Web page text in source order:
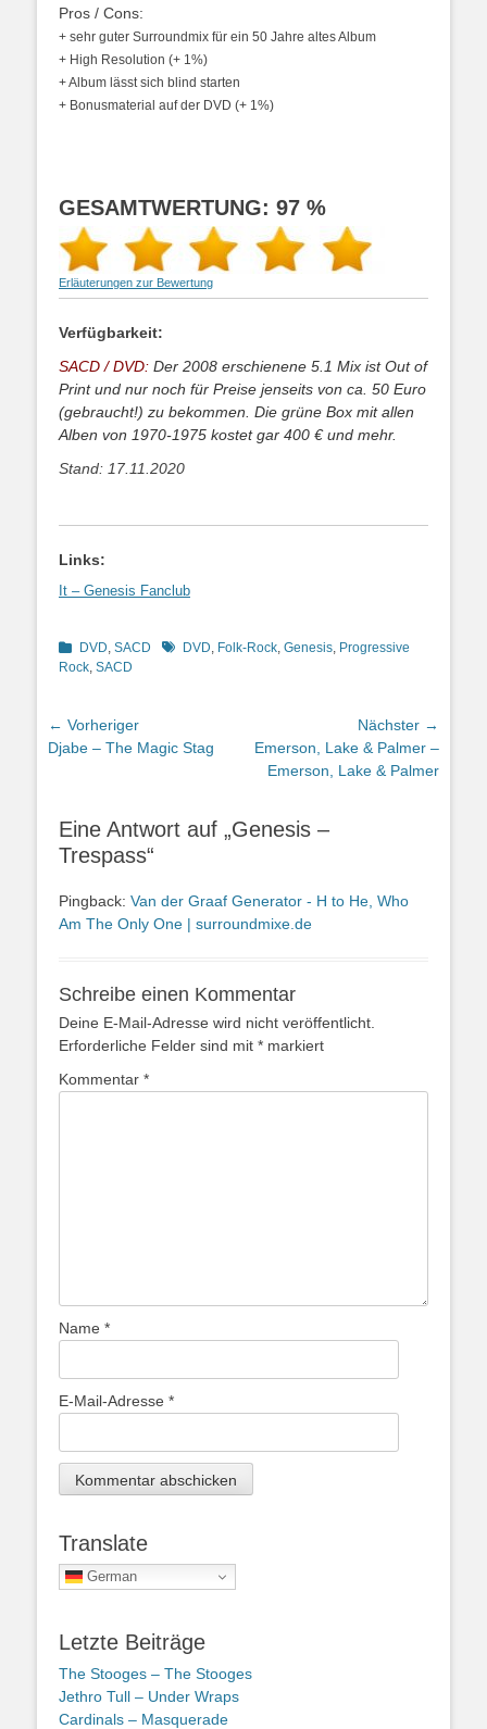
Pros / Cons:
+ sehr guter Surroundmix für ein 50 Jahre altes Album
+ High Resolution (+ 1%)
+ Album lässt sich blind starten
+ Bonusmaterial auf der DVD (+ 1%)
GESAMTWERTUNG: 97 %
Erläuterungen zur Bewertung
Verfügbarkeit:
SACD / DVD: Der 2008 erschienene 5.1 Mix ist Out of
Print und nur noch für Preise jenseits von ca. 50 Euro
(gebraucht!) zu bekommen. Die grüne Box mit allen
Alben von 1970-1975 kostet gar 400 € und mehr.
Stand: 17.11.2020
Links:
It – Genesis Fanclub
Kategorien
DVD, SACD Schlagworte
DVD, Folk-Rock, Genesis, Progressive
Rock, SACD
Beitragsnavigation
← Vorheriger
Vorheriger
Djabe – The Magic Stag
Nächster →
Nächster
Beitrag:
Emerson, Lake & Palmer –
Emerson, Lake & Palmer
Eine Antwort auf „Genesis –
Trespass“
Pingback: Van der Graaf Generator - H to He, Who
Am The Only One | surroundmixe.de
Schreibe einen Kommentar
Deine E-Mail-Adresse wird nicht veröffentlicht.
Erforderliche Felder sind mit * markiert
Kommentar *
Name *
E-Mail-Adresse *
Translate
German
Letzte Beiträge
The Stooges – The Stooges
Jethro Tull – Under Wraps
Cardinals – Masquerade